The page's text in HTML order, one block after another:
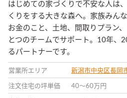
はじめての家づくりで不安な人は
くりをする大きな森へ。家族みん
お金のこと、土地、間取りプラン
とつのチームでサポート。10年、
るパートナーです。
営業所エリア 新潟市中央区長岡
注文住宅の坪単価 40〜60万円